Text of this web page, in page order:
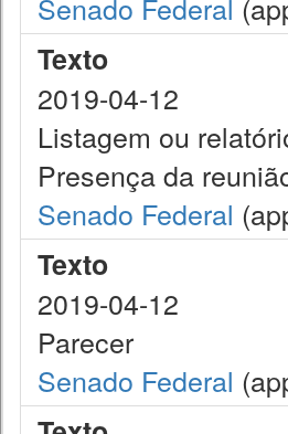
Texto
2019-04-12
Listagem ou
Presença da
Senado Federal
Texto
2019-04-12
Parecer
Senado Federal